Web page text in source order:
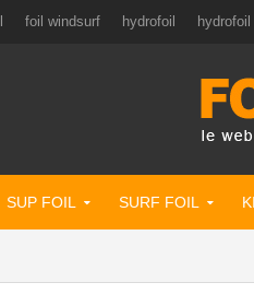
foil windsurf hydrofoil
SUP FOIL SURF FOIL